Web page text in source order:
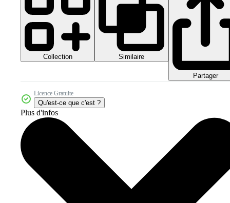
Collection Similaire
Partager
Licence Gratuite
Qu'est-ce que c'est ?
Plus d'infos